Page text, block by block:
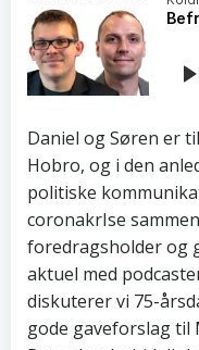
Daniel og Søren er
Hobro, og i den
politiske
coronakrIse
foredragsholder og
aktuel med
diskuterer vi 75-
gode gaveforslag til